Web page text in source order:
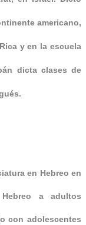
americano,
y en la escuela
dicta clases de
en Hebreo en
a adultos
con adolescentes